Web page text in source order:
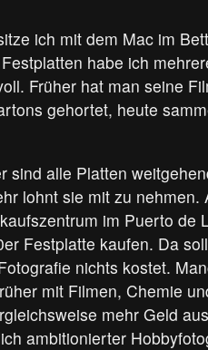
ich mit dem Mac im
habe ich
Früher hat man seine
gehortet, heute
sind alle Platten
lohnt sie mit zu nehmen.
im Puerto de
Festplatte kaufen. Da
nichts kostet.
mit Filmen, Chemie
mehr Geld
ambitionierter